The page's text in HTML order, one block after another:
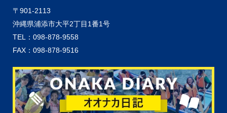
〒901-2113
沖縄県浦添市大平2丁目1番1号
TEL：098-878-9558
FAX：098-878-9516